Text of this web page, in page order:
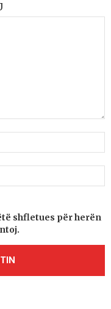
shfletues për herën